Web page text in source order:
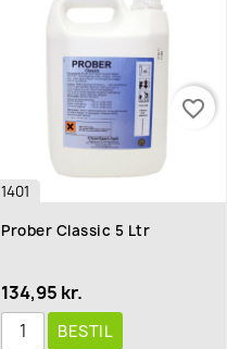
1401
Prober Classic 5 Ltr
134,95 kr.
BESTIL
favorite_border